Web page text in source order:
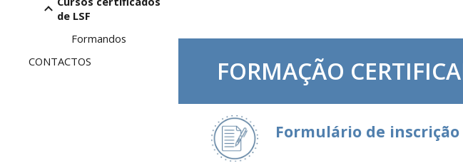
de LSF
Formandos
CONTACTOS
FORMAÇÃO
Formulário de inscrição